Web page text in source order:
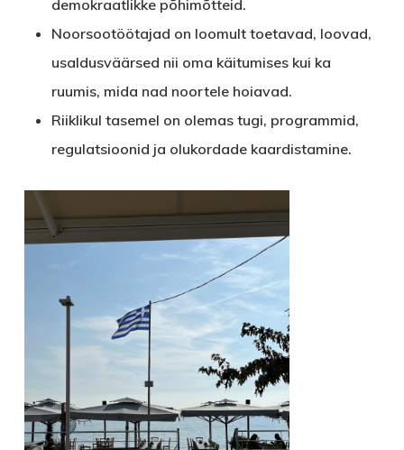
demokraatlikke põhimõtteid.
Noorsootöötajad on loomult toetavad, loovad,
usaldusväärsed nii oma käitumises kui ka
ruumis, mida nad noortele hoiavad.
Riiklikul tasemel on olemas tugi, programmid,
regulatsioonid ja olukordade kaardistamine.